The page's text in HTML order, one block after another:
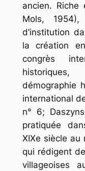
ancien. Riche
Mols,
d’institution
la création
congrès
démographie
international
n° 6;
pratiquée
XIXe siècle au
qui rédigent
villageoises